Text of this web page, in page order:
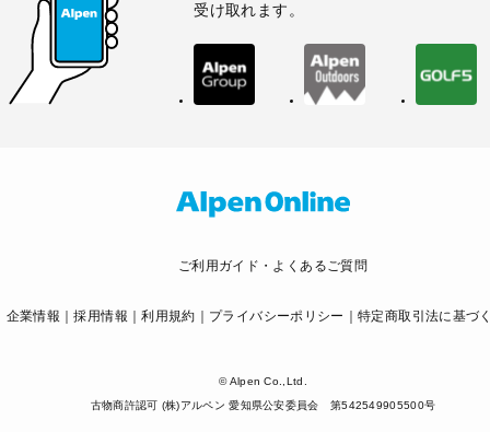
受け取れます。
ご利用ガイド・よくあるご質問
企業情報 採用情報 利用規約 プライバシーポリシー 特定商取引法に基づ
© Alpen Co.,Ltd.
古物商許認可 (株)アルペン 愛知県公安委員会 第542549905500号